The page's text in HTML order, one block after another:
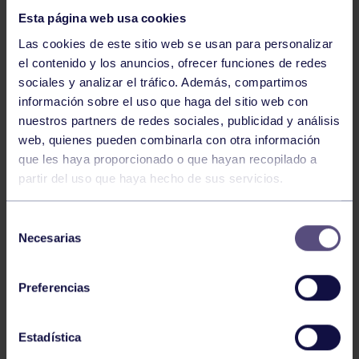
Esta página web usa cookies
Las cookies de este sitio web se usan para personalizar
el contenido y los anuncios, ofrecer funciones de redes
sociales y analizar el tráfico. Además, compartimos
información sobre el uso que haga del sitio web con
nuestros partners de redes sociales, publicidad y análisis
web, quienes pueden combinarla con otra información
que les haya proporcionado o que hayan recopilado a
partir del uso que haya hecho de sus servicios.
Necesarias
Preferencias
Estadística
Hockey 28 Jul 2026
ÓSCAR PALOMERO, RUMBO AL
MUNDIAL
Hockey